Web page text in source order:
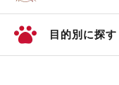
目的別に探す